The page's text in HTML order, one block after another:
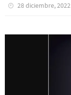
28 diciembre, 2022